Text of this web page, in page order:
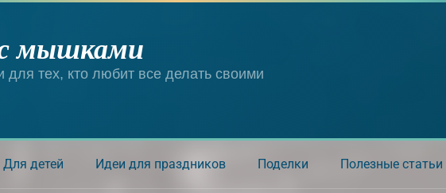
мышками
для тех, кто любит все делать своими
Для детей Идеи для праздников Поделки Полезные статьи